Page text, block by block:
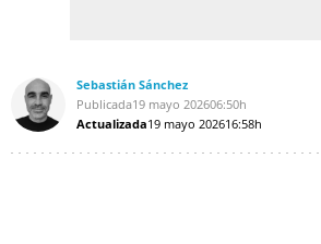
Sebastián Sánchez
Publicada19 mayo 202606:50h
Actualizada19 mayo 202616:58h